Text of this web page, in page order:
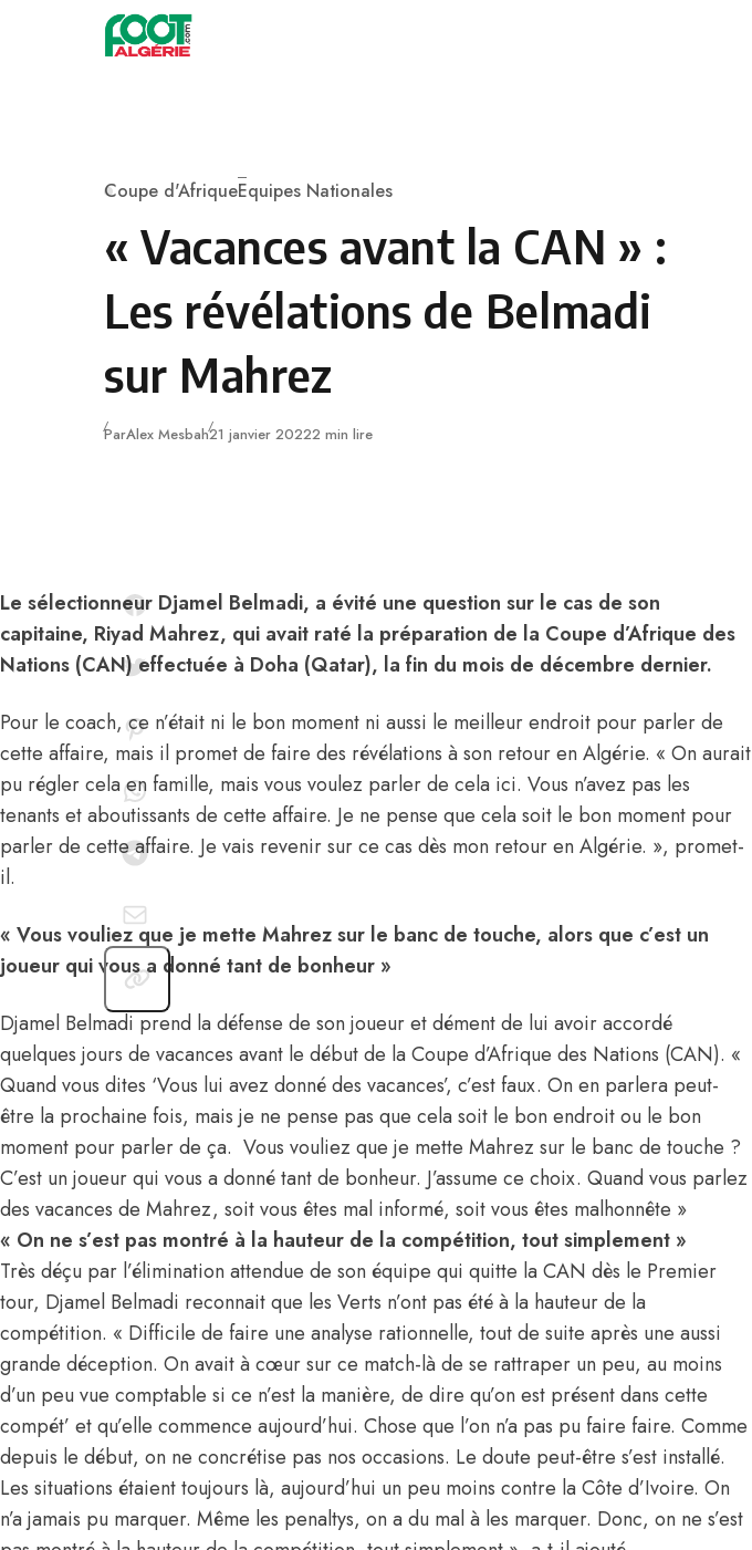
Skip to content
Category
Coupe d'AfriqueEquipes Nationales
« Vacances avant la CAN » :
Les révélations de Belmadi
sur Mahrez
ParAlex MesbahPublié
21 janvier 20222 min lire
Le sélectionneur Djamel Belmadi, a évité une question sur le cas de son
capitaine, Riyad Mahrez, qui avait raté la préparation de la Coupe d’Afrique des
Nations (CAN) effectuée à Doha (Qatar), la fin du mois de décembre dernier.
Pour le coach, ce n’était ni le bon moment ni aussi le meilleur endroit pour parler de
cette affaire, mais il promet de faire des révélations à son retour en Algérie. « On aurait
pu régler cela en famille, mais vous voulez parler de cela ici. Vous n’avez pas les
tenants et aboutissants de cette affaire. Je ne pense que cela soit le bon moment pour
parler de cette affaire. Je vais revenir sur ce cas dès mon retour en Algérie. », promet-
il.
« Vous vouliez que je mette Mahrez sur le banc de touche, alors que c’est un
joueur qui vous a donné tant de bonheur »
Djamel Belmadi prend la défense de son joueur et dément de lui avoir accordé
quelques jours de vacances avant le début de la Coupe d’Afrique des Nations (CAN). «
Quand vous dites ‘Vous lui avez donné des vacances’, c’est faux. On en parlera peut-
être la prochaine fois, mais je ne pense pas que cela soit le bon endroit ou le bon
moment pour parler de ça. Vous vouliez que je mette Mahrez sur le banc de touche ?
C’est un joueur qui vous a donné tant de bonheur. J’assume ce choix. Quand vous parlez
des vacances de Mahrez, soit vous êtes mal informé, soit vous êtes malhonnête »
« On ne s’est pas montré à la hauteur de la compétition, tout simplement »
Très déçu par l’élimination attendue de son équipe qui quitte la CAN dès le Premier
tour, Djamel Belmadi reconnait que les Verts n’ont pas été à la hauteur de la
compétition. « Difficile de faire une analyse rationnelle, tout de suite après une aussi
grande déception. On avait à cœur sur ce match-là de se rattraper un peu, au moins
d’un peu vue comptable si ce n’est la manière, de dire qu’on est présent dans cette
compét’ et qu’elle commence aujourd’hui. Chose que l’on n’a pas pu faire faire. Comme
depuis le début, on ne concrétise pas nos occasions. Le doute peut-être s’est installé.
Les situations étaient toujours là, aujourd’hui un peu moins contre la Côte d’Ivoire. On
n’a jamais pu marquer. Même les penaltys, on a du mal à les marquer. Donc, on ne s’est